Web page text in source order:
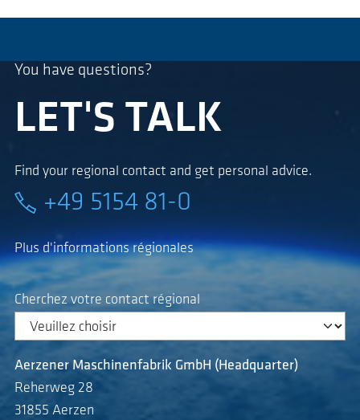
You have questions?
LET'S TALK
Find your regional contact and get personal advice.
+49 5154 81-0
Plus d'informations régionales
Cherchez votre contact régional
Aerzener Maschinenfabrik GmbH (Headquarter)
Reherweg 28
31855 Aerzen